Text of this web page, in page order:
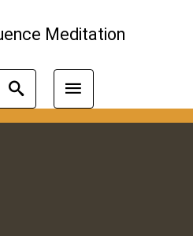
Meditation